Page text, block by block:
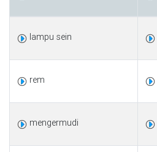
lampu sein
rem
mengermudi